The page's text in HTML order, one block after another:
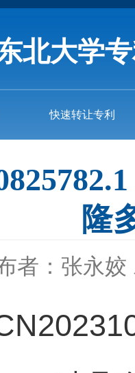
北大学
快速转让专利
隆
者：张永姣